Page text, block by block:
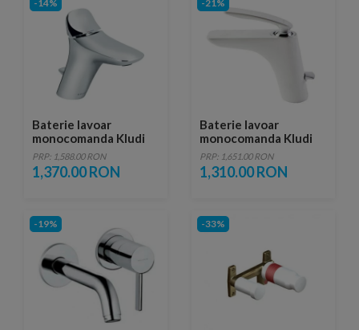
-14%
Baterie lavoar
monocomanda Kludi
Amba set scurgere cu
tija
PRP: 1,588.00 RON
1,370.00 RON
-21%
Baterie lavoar
monocomanda Kludi
Balance White
PRP: 1,651.00 RON
1,310.00 RON
-19% -33%